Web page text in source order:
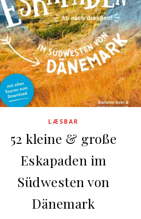
LÆSBAR
52 kleine & große
Eskapaden im
Südwesten von
Dänemark